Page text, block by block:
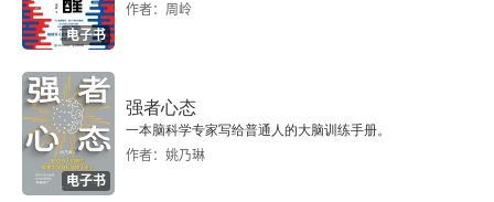
电子书
作者：周岭
电子书
强者心态
一本脑科学专家写给普通人的大脑训练手册。
作者：姚乃琳